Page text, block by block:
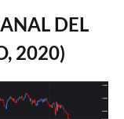
DEL
2020)